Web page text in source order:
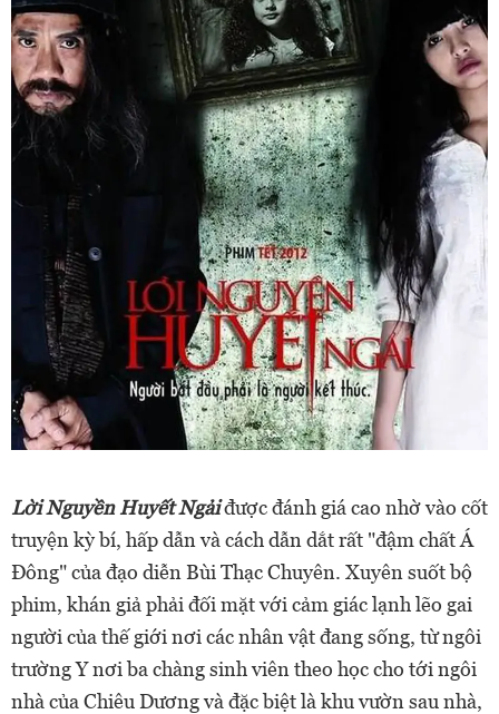
Lời Nguyền Huyết Ngảiđược đánh giá cao nhờ vào cốt
truyện kỳ bí, hấp dẫn và cách dẫn dắt rất "đậm chất Á
Đông" của đạo diễn Bùi Thạc Chuyên. Xuyên suốt bộ
phim, khán giả phải đối mặt với cảm giác lạnh lẽo gai
người của thế giới nơi các nhân vật đang sống, từ ngôi
trường Y nơi ba chàng sinh viên theo học cho tới ngôi
nhà của Chiêu Dương và đặc biệt là khu vườn sau nhà,